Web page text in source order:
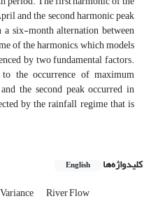
and the second harmonic peak
six-month alternation between
of the harmonics, which models
by two fundamental factors.
the occurrence of maximum
the second peak occurred in
by the rainfall regime that is
کلیدواژه‌ها English
Variance River Flow